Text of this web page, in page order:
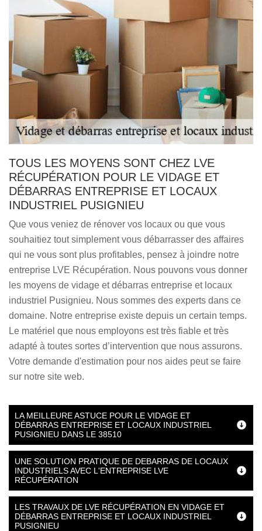
TOUS LES MOYENS SONT CHEZ LVE
RÉCUPÉRATION POUR LE VIDAGE ET
DÉBARRAS ENTREPRISE ET LOCAUX
INDUSTRIEL PUSIGNIEU
Que vous veniez de rénover vos locaux ou que vous
souhaitiez tout simplement vous débarrasser des affaires
qui ne vous sont plus profitables, pensez à joindre notre
entreprise LVE Récupération. Nous pouvons vous donner
les moyens de vidage et débarras entreprise et locaux
industriel Pusignieu. Nous sommes des experts dans ce
domaine. Notre entreprise existe depuis un certain temps.
Le matériel que nous employons est très fiable et très
adapté à toutes sortes d’intervention que nous assurons.
Votre demande d'estimation pour nos aides peut se faire
sur notre site web.
LA MEILLEURE ASTUCE POUR LE VIDAGE ET
DÉBARRAS ENTREPRISE ET LOCAUX INDUSTRIEL
PUSIGNIEU DANS LE 38510
UNE SOLUTION PRATIQUE DE DEBARRAS DE LOCAUX
INDUSTRIELS AVEC L'ENTREPRISE LVE
RÉCUPÉRATION
LES TRAVAUX DE LVE RÉCUPÉRATION EN VIDAGE ET
DÉBARRAS ENTREPRISE ET LOCAUX INDUSTRIEL
PUSIGNIEU